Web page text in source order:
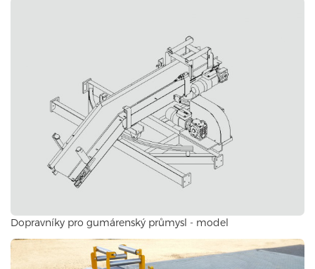
Dopravníky pro gumárenský průmysl - model